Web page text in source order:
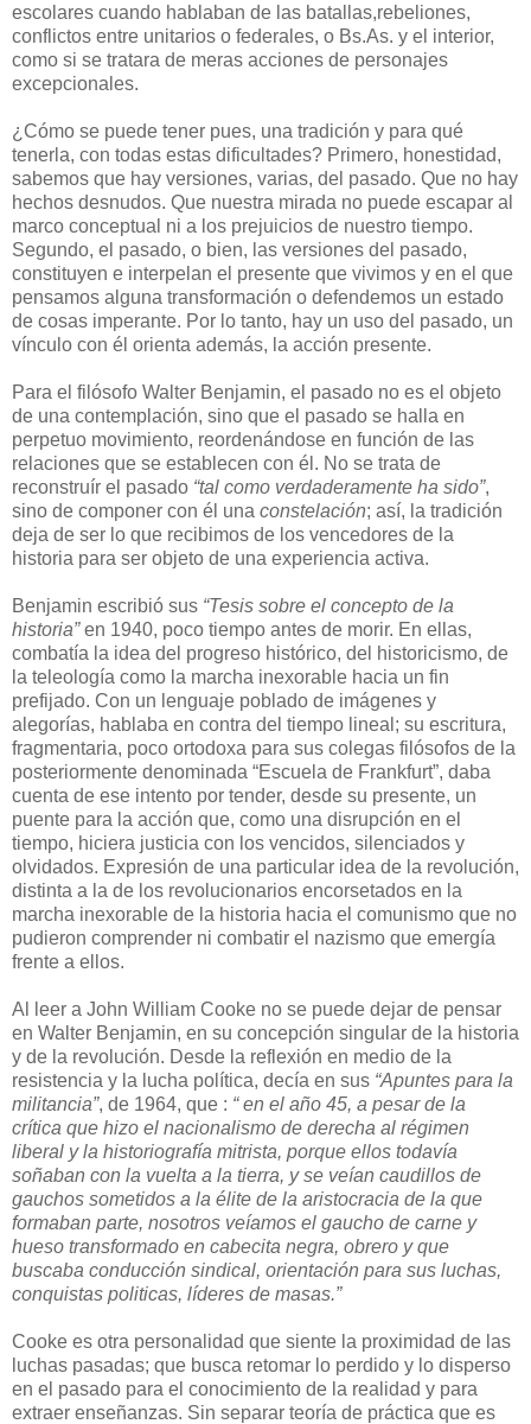
escolares cuando hablaban de las batallas,rebeliones,
conflictos entre unitarios o federales, o Bs.As. y el interior,
como si se tratara de meras acciones de personajes
excepcionales.
¿Cómo se puede tener pues, una tradición y para qué
tenerla, con todas estas dificultades? Primero, honestidad,
sabemos que hay versiones, varias, del pasado. Que no hay
hechos desnudos. Que nuestra mirada no puede escapar al
marco conceptual ni a los prejuicios de nuestro tiempo.
Segundo, el pasado, o bien, las versiones del pasado,
constituyen e interpelan el presente que vivimos y en el que
pensamos alguna transformación o defendemos un estado
de cosas imperante. Por lo tanto, hay un uso del pasado, un
vínculo con él orienta además, la acción presente.
Para el filósofo Walter Benjamin, el pasado no es el objeto
de una contemplación, sino que el pasado se halla en
perpetuo movimiento, reordenándose en función de las
relaciones que se establecen con él. No se trata de
reconstruír el pasado “tal como verdaderamente ha sido”,
sino de componer con él una constelación; así, la tradición
deja de ser lo que recibimos de los vencedores de la
historia para ser objeto de una experiencia activa.
Benjamin escribió sus “Tesis sobre el concepto de la
historia”en 1940, poco tiempo antes de morir. En ellas,
combatía la idea del progreso histórico, del historicismo, de
la teleología como la marcha inexorable hacia un fin
prefijado. Con un lenguaje poblado de imágenes y
alegorías, hablaba en contra del tiempo lineal; su escritura,
fragmentaria, poco ortodoxa para sus colegas filósofos de la
posteriormente denominada “Escuela de Frankfurt”, daba
cuenta de ese intento por tender, desde su presente, un
puente para la acción que, como una disrupción en el
tiempo, hiciera justicia con los vencidos, silenciados y
olvidados. Expresión de una particular idea de la revolución,
distinta a la de los revolucionarios encorsetados en la
marcha inexorable de la historia hacia el comunismo que no
pudieron comprender ni combatir el nazismo que emergía
frente a ellos.
Al leer a John William Cooke no se puede dejar de pensar
en Walter Benjamin, en su concepción singular de la historia
y de la revolución. Desde la reflexión en medio de la
resistencia y la lucha política, decía en sus “Apuntes para la
militancia”, de 1964, que : “ en el año 45, a pesar de la
crítica que hizo el nacionalismo de derecha al régimen
liberal y la historiografía mitrista, porque ellos todavía
soñaban con la vuelta a la tierra, y se veían caudillos de
gauchos sometidos a la élite de la aristocracia de la que
formaban parte, nosotros veíamos el gaucho de carne y
hueso transformado en cabecita negra, obrero y que
buscaba conducción sindical, orientación para sus luchas,
conquistas politicas, líderes de masas.”
Cooke es otra personalidad que siente la proximidad de las
luchas pasadas; que busca retomar lo perdido y lo disperso
en el pasado para el conocimiento de la realidad y para
extraer enseñanzas. Sin separar teoría de práctica que es